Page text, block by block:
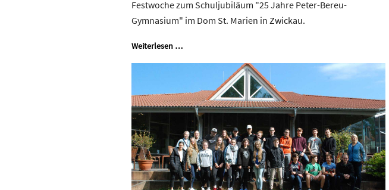
Festwoche zum Schuljubiläum "25 Jahre Peter-Bereu-
Gymnasium" im Dom St. Marien in Zwickau.
Weiterlesen …